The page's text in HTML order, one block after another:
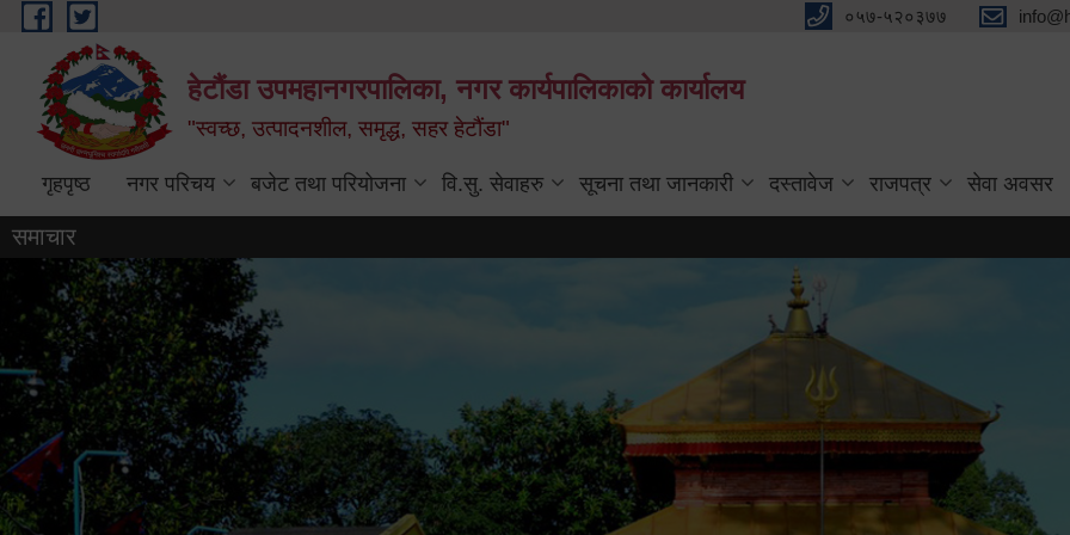
Skip to main content ०५७-५२०३७७
हेटौंडा उपमहानगरपालिका, नगर कार्यपालिकाको कार्यालय
"स्वच्छ, उत्पादनशील, समृद्ध, सहर हेटौंडा"
गृहपृष्ठ नगर परिचय बजेट तथा परियोजना वि.सु. सेवाहरु सूचना तथा जानकारी दस्तावेज राजपत्र सेवा अवसर
समाचार